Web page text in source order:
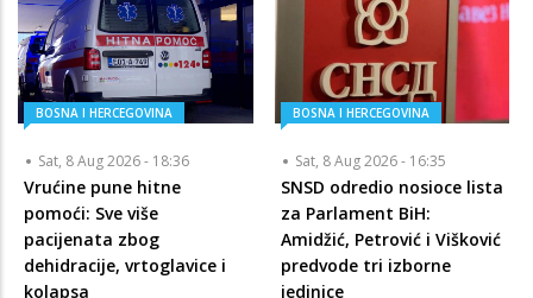
BOSNA I HERCEGOVINA
Sat, 8 Aug 2026 - 18:36
Vrućine pune hitne
pomoći: Sve više
pacijenata zbog
dehidracije, vrtoglavice i
kolapsa
BOSNA I HERCEGOVINA
Sat, 8 Aug 2026 - 16:35
SNSD odredio nosioce lista
za Parlament BiH:
Amidžić, Petrović i Višković
predvode tri izborne
jedinice